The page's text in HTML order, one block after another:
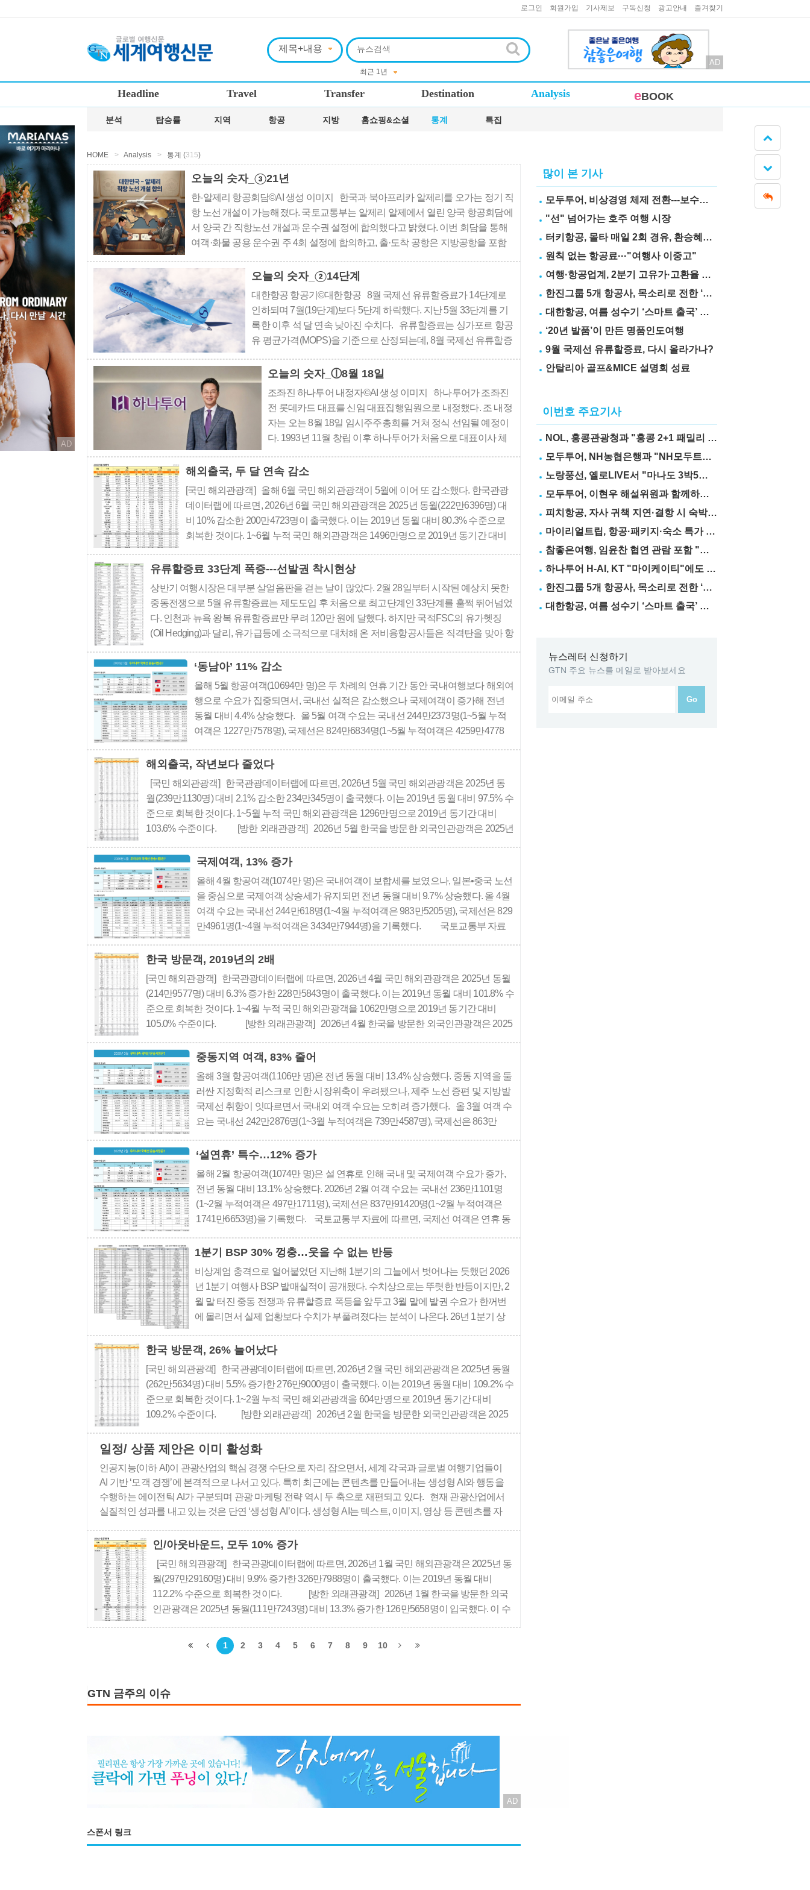
로그인 회원가입 기사제보 구독신청 광고안내 즐겨찾기
AD
Headline Travel Transfer Destination Analysis eBOOK
AD
분석 탑승률 지역 항공 지방 홈쇼핑&소셜 통계 특집
HOME > Analysis > 통계 (315)
오늘의 숫자_③21년
한-알제리 항공회담©AI 생성 이미지 한국과 북아프리카 알제리를 오가는 정기 직
항 노선 개설이 가능해졌다. 국토교통부는 알제리 알제에서 열린 양국 항공회담에
서 양국 간 직항노선 개설과 운수권 설정에 합의했다고 밝혔다. 이번 회담을 통해
여객·화물 공용 운수권 주 4회 설정에 합의하고, 출·도착 공항은 지방공항을 포함
년 체결돼 2009년 발효..오늘의 숫자_②14단계
대한항공 항공기©대한항공 8월 국제선 유류할증료가 14단계로
인하되며 7월(19단계)보다 5단계 하락했다. 지난 5월 33단계를 기
록한 이후 석 달 연속 낮아진 수치다. 유류할증료는 싱가포르 항공
유 평균가격(MOPS)을 기준으로 산정되는데, 8월 국제선 유류할증
283.48센트(배럴당 119.06달러)로 직전 기간보다 약 16% 낮아진
영향이다. 이 같은 내용이 반영된 8월 발권분 유류할증료..
오늘의 숫자_ⓛ8월 18일
조좌진 하나투어 내정자©AI 생성 이미지 하나투어가 조좌진
전 롯데카드 대표를 신임 대표집행임원으로 내정했다. 조 내정
자는 오는 8월 18일 임시주주총회를 거쳐 정식 선임될 예정이
다. 1993년 11월 창립 이후 하나투어가 처음으로 대표이사 체
체가 바뀌는 전환점을 맞게 됐다. 조 내정자의 선임이 확정되
해외출국, 두 달 연속 감소
[국민 해외관광객] 올해 6월 국민 해외관광객이 5월에 이어 또 감소했다. 한국관광
데이터랩에 따르면, 2026년 6월 국민 해외관광객은 2025년 동월(222만6396명) 대
비 10% 감소한 200만4723명이 출국했다. 이는 2019년 동월 대비 80.3% 수준으로
회복한 것이다. 1~6월 누적 국민 해외관광객은 1496만명으로 2019년 동기간 대비
20..
유류할증료 33단계 폭증---선발권 착시현상
상반기 여행시장은 대부분 살얼음판을 걷는 날이 많았다. 2월 28일부터 시작된 예상치 못한
중동전쟁으로 5월 유류할증료는 제도도입 후 처음으로 최고단계인 33단계를 훌쩍 뛰어넘었
다. 인천과 뉴욕 왕복 유류할증료만 무려 120만 원에 달했다. 하지만 국적FSC의 유가헷징
(Oil Hedging)과 달리, 유가급등에 소극적으로 대처해 온 저비용항공사들은 직격탄을 맞아 항
항공요금 ..
‘동남아’ 11% 감소
올해 5월 항공여객(10694만 명)은 두 차례의 연휴 기간 동안 국내여행보다 해외여
행으로 수요가 집중되면서, 국내선 실적은 감소했으나 국제여객이 증가해 전년
동월 대비 4.4% 상승했다. 올 5월 여객 수요는 국내선 244만2373명(1~5월 누적
여객은 1227만7578명), 국제선은 824만6834명(1~5월 누적여객은 4259만4778
중국의 노동절 연휴로..
해외출국, 작년보다 줄었다
[국민 해외관광객] 한국관광데이터랩에 따르면, 2026년 5월 국민 해외관광객은 2025년 동
월(239만1130명) 대비 2.1% 감소한 234만345명이 출국했다. 이는 2019년 동월 대비 97.5% 수
준으로 회복한 것이다. 1~5월 누적 국민 해외관광객은 1296만명으로 2019년 동기간 대비
103.6% 수준이다. [방한 외래관광객] 2026년 5월 한국을 방문한 외국인관광객은 2025년
국제여객, 13% 증가
올해 4월 항공여객(1074만 명)은 국내여객이 보합세를 보였으나, 일본•중국 노선
을 중심으로 국제여객 상승세가 유지되면 전년 동월 대비 9.7% 상승했다. 올 4월
여객 수요는 국내선 244만618명(1~4월 누적여객은 983만5205명), 국제선은 829
만4961명(1~4월 누적여객은 3434만7944명)을 기록했다. 국토교통부 자료
항이 감소했다. 그러나 일본..
한국 방문객, 2019년의 2배
[국민 해외관광객] 한국관광데이터랩에 따르면, 2026년 4월 국민 해외관광객은 2025년 동월
(214만9577명) 대비 6.3% 증가한 228만5843명이 출국했다. 이는 2019년 동월 대비 101.8% 수
준으로 회복한 것이다. 1~4월 누적 국민 해외관광객을 1062만명으로 2019년 동기간 대비
105.0% 수준이다. [방한 외래관광객] 2026년 4월 한국을 방문한 외국인관광객은 2025
중동지역 여객, 83% 줄어
올해 3월 항공여객(1106만 명)은 전년 동월 대비 13.4% 상승했다. 중동 지역을 둘
러싼 지정학적 리스크로 인한 시장위축이 우려됐으나, 제주 노선 증편 및 지방발
국제선 취항이 잇따르면서 국내외 여객 수요는 오히려 증가했다. 올 3월 여객 수
요는 국내선 242만2876명(1~3월 누적여객은 739만4587명), 국제선은 863만
따르면, 국제선 여객은 ..
‘설연휴’ 특수…12% 증가
올해 2월 항공여객(1074만 명)은 설 연휴로 인해 국내 및 국제여객 수요가 증가,
전년 동월 대비 13.1% 상승했다. 2026년 2월 여객 수요는 국내선 236만1101명
(1~2월 누적여객은 497만1711명), 국제선은 837만91420명(1~2월 누적여객은
1741만6653명)을 기록했다. 국토교통부 자료에 따르면, 국제선 여객은 연휴 동
했다. &nb..
1분기 BSP 30% 껑충…웃을 수 없는 반등
비상계엄 충격으로 얼어붙었던 지난해 1분기의 그늘에서 벗어나는 듯했던 2026
년 1분기 여행사 BSP 발매실적이 공개됐다. 수치상으로는 뚜렷한 반등이지만, 2
월 말 터진 중동 전쟁과 유류할증료 폭등을 앞두고 3월 말에 발권 수요가 한꺼번
에 몰리면서 실제 업황보다 수치가 부풀려졌다는 분석이 나온다. 26년 1분기 상
30% 늘었다. 하나투어가 4326억원으로 1위를 지켰고, 놀유니버스(390..
한국 방문객, 26% 늘어났다
[국민 해외관광객] 한국관광데이터랩에 따르면, 2026년 2월 국민 해외관광객은 2025년 동월
(262만5634명) 대비 5.5% 증가한 276만9000명이 출국했다. 이는 2019년 동월 대비 109.2% 수
준으로 회복한 것이다. 1~2월 누적 국민 해외관광객을 604만명으로 2019년 동기간 대비
109.2% 수준이다. [방한 외래관광객] 2026년 2월 한국을 방문한 외국인관광객은 2025
일정/ 상품 제안은 이미 활성화
인공지능(이하 AI)이 관광산업의 핵심 경쟁 수단으로 자리 잡으면서, 세계 각국과 글로벌 여행기업들이
AI 기반 ‘모객 경쟁’에 본격적으로 나서고 있다. 특히 최근에는 콘텐츠를 만들어내는 생성형 AI와 행동을
수행하는 에이전틱 AI가 구분되며 관광 마케팅 전략 역시 두 축으로 재편되고 있다. 현재 관광산업에서
실질적인 성과를 내고 있는 것은 단연 ‘생성형 AI’이다. 생성형 AI는 텍스트, 이미지, 영상 등 콘텐츠를 자
인/아웃바운드, 모두 10% 증가
[국민 해외관광객] 한국관광데이터랩에 따르면, 2026년 1월 국민 해외관광객은 2025년 동
월(297만29160명) 대비 9.9% 증가한 326만7988명이 출국했다. 이는 2019년 동월 대비
112.2% 수준으로 회복한 것이다. [방한 외래관광객] 2026년 1월 한국을 방문한 외국
인관광객은 2025년 동월(111만7243명) 대비 13.3% 증가한 126만5658명이 입국했다. 이 수
1 2 3 4 5 6 7 8 9 10
GTN 금주의 이슈
AD
스폰서 링크
많이 본 기사
모두투어, 비상경영 체제 전환---보수도 삭감
"선" 넘어가는 호주 여행 시장
터키항공, 몰타 매일 2회 경유, 환승혜택 눈길
원칙 없는 항공료···"여행사 이중고"
여행·항공업계, 2분기 고유가·고환율 직격탄
한진그룹 5개 항공사, 목소리로 전한 ‘재능기부’
대한항공, 여름 성수기 ‘스마트 출국’ 꿀팁 3가지 공개
‘20년 발품’이 만든 명품인도여행
9월 국제선 유류할증료, 다시 올라가나?
안탈리아 골프&MICE 설명회 성료
이번호 주요기사
NOL, 홍콩관광청과 "홍콩 2+1 패밀리 프로모션" 실시
모두투어, NH농협은행과 "NH모두트래블리적금" 출시
노랑풍선, 옐로LIVE서 "마나도 3박5일" 상품 선보여
모두투어, 이현우 해설위원과 함께하는 "MLB 직관 컨셉투어" 출시
피치항공, 자사 귀책 지연·결항 시 숙박·교통비 보상제 도입
마이리얼트립, 항공·패키지·숙소 특가 릴레이
참좋은여행, 임윤찬 협연 관람 포함 "미동부·캐나다" 패키지 출시
하나투어 H-AI, KT "마이케이티"에도 탑재
한진그룹 5개 항공사, 목소리로 전한 ‘재능기부’
대한항공, 여름 성수기 ‘스마트 출국’ 꿀팁 3가지 공개
뉴스레터 신청하기
GTN 주요 뉴스를 메일로 받아보세요
Go